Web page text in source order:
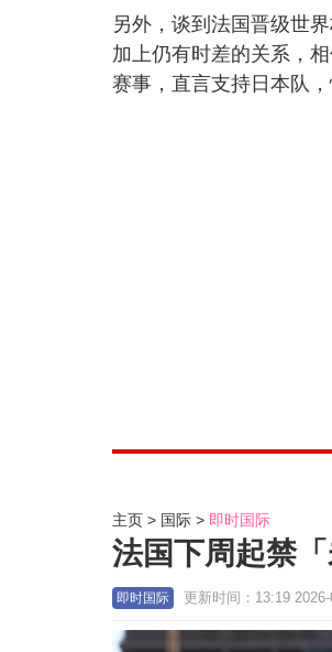
另外，谈到法国晋级世
加上仍有时差的关系，
赛事，直言支持日本队，
主页 国际 即时国际
法国下周起禁
即时国际 更新时间：13:19